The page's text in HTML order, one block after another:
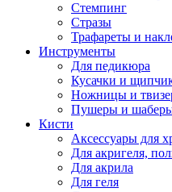
Стемпинг
Стразы
Трафареты и
Инструменты
Для педикюра
Кусачки и
Ножницы и
Пушеры и
Кисти
Аксессуары для
Для акригеля,
Для акрила
Для геля